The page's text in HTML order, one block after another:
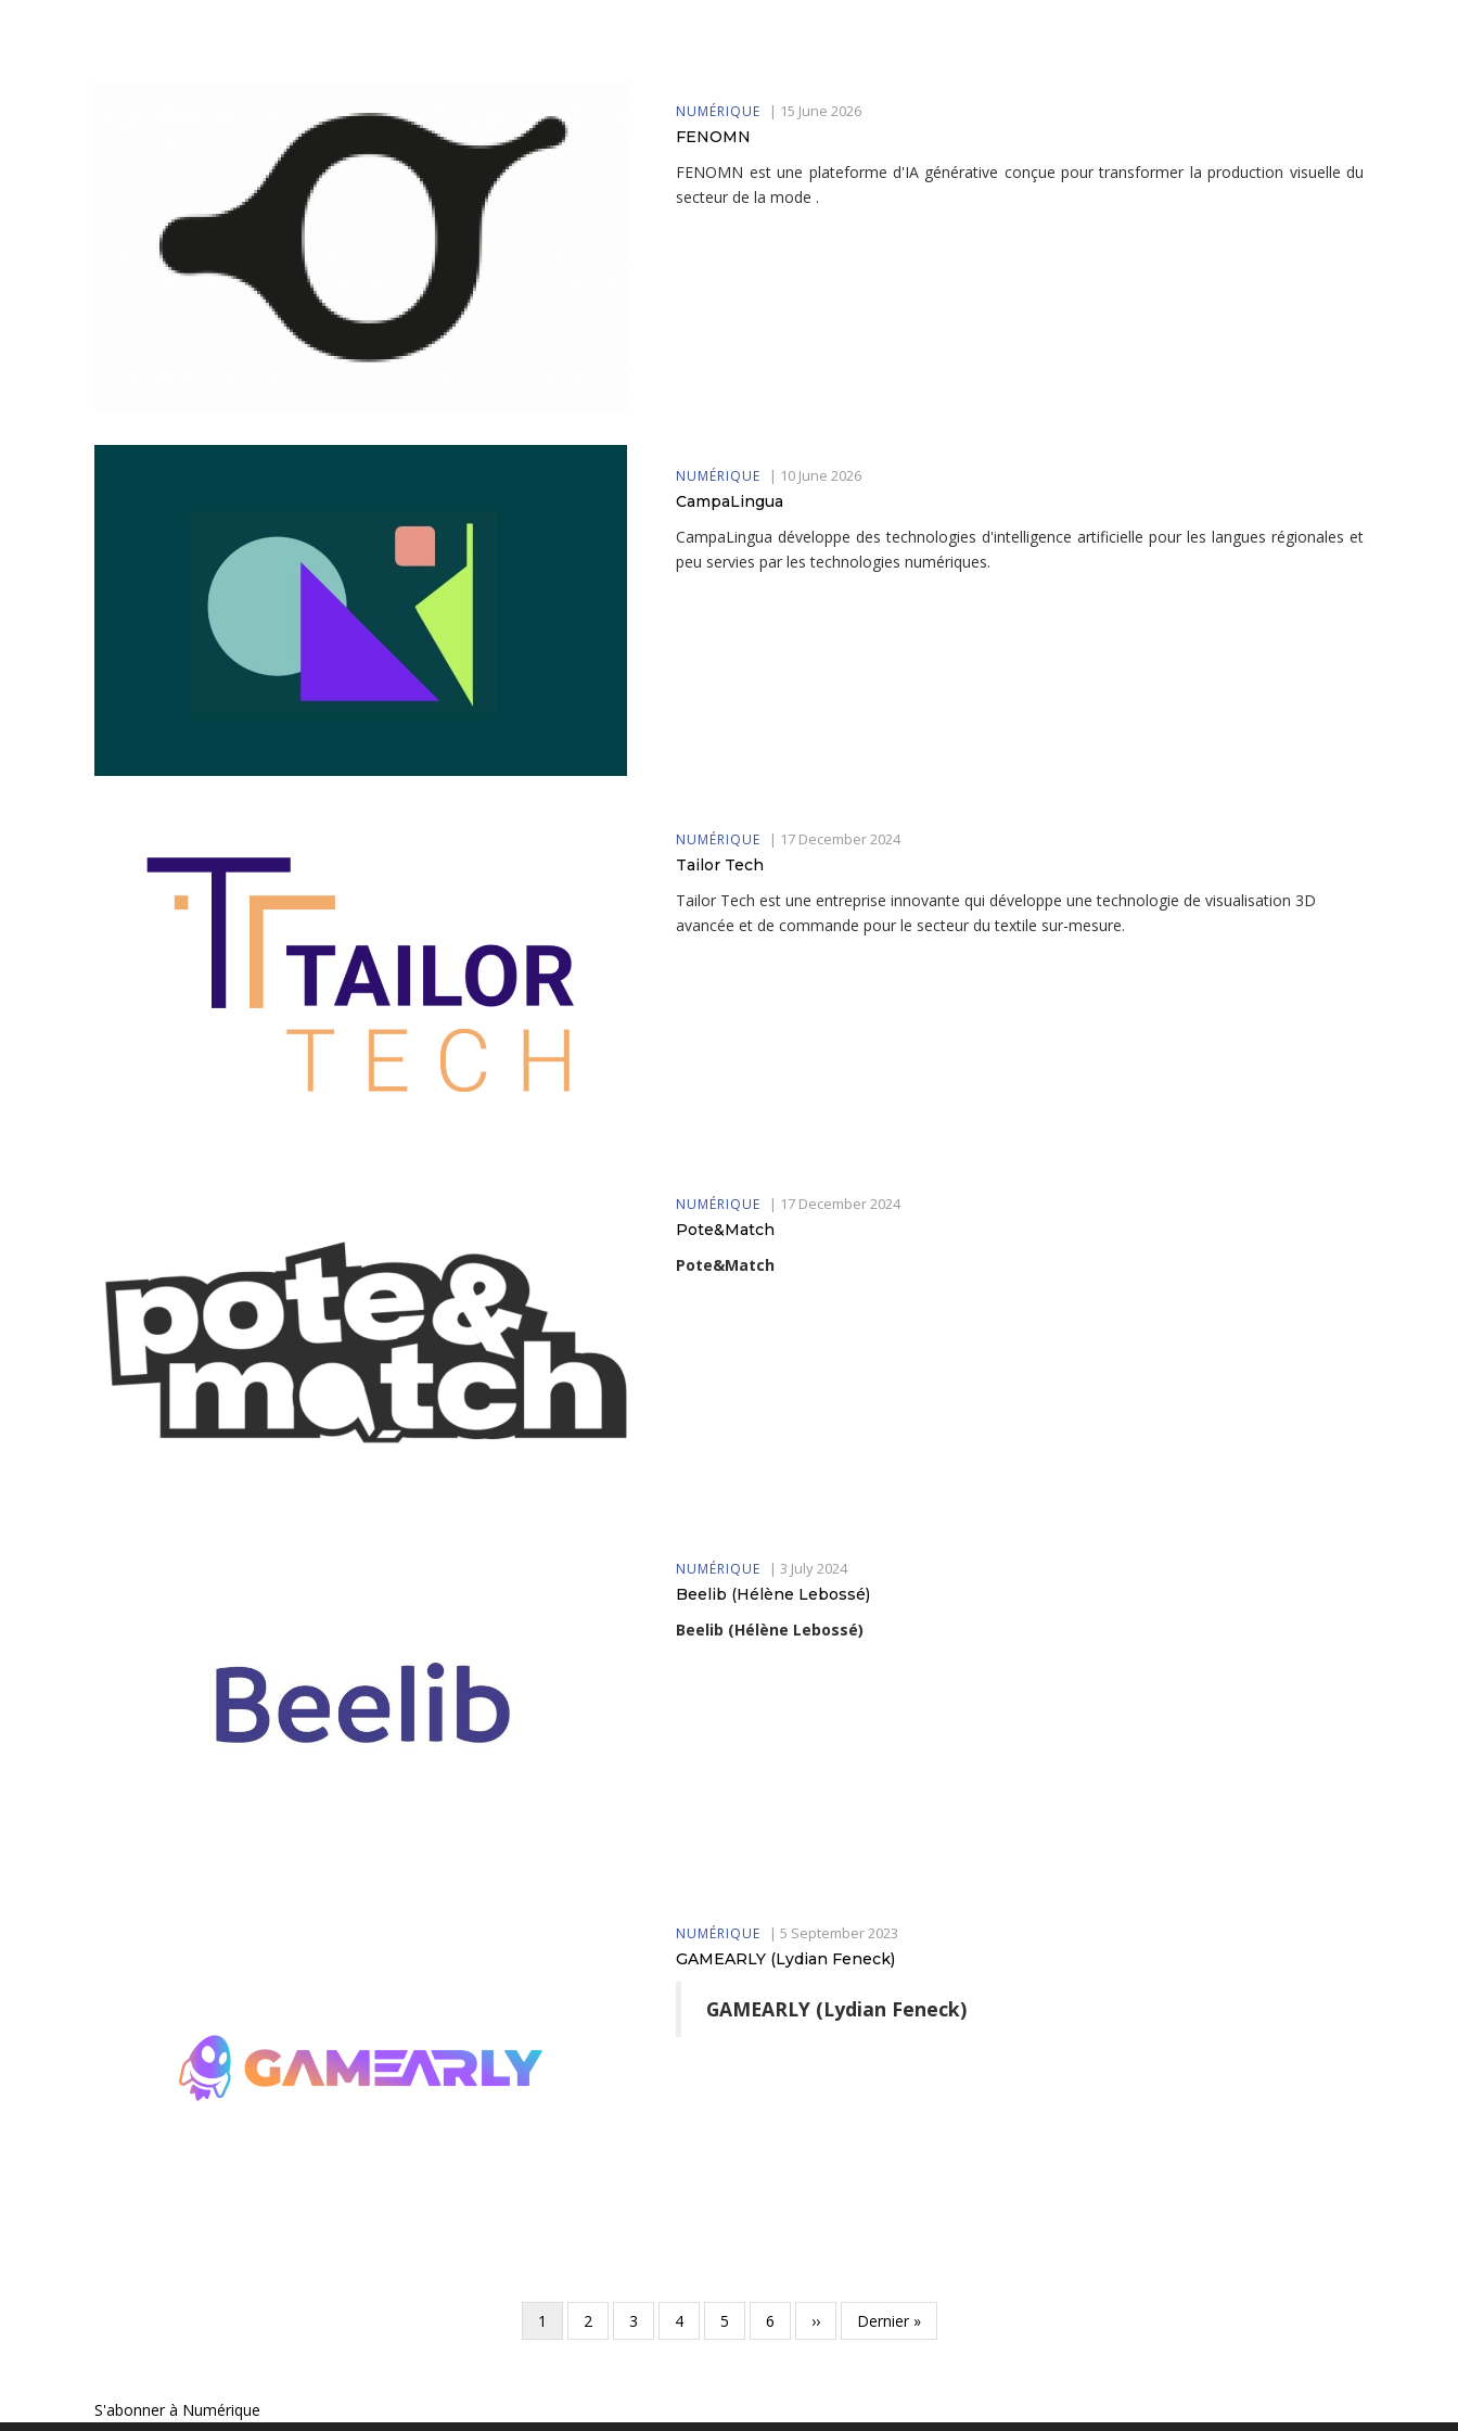
NUMÉRIQUE | 15 June 2026
FENOMN
FENOMN est une plateforme d'IA générative conçue pour transformer la production visuelle du
secteur de la mode .
NUMÉRIQUE | 10 June 2026
CampaLingua
CampaLingua développe des technologies d'intelligence artificielle pour les langues régionales et
peu servies par les technologies numériques.
NUMÉRIQUE | 17 December 2024
Tailor Tech
Tailor Tech est une entreprise innovante qui développe une technologie de visualisation 3D
avancée et de commande pour le secteur du textile sur-mesure.
NUMÉRIQUE | 17 December 2024
Pote&Match
Pote&Match
NUMÉRIQUE |3 July 2024
Beelib (Hélène Lebossé)
Beelib (Hélène Lebossé)
NUMÉRIQUE |5 September 2023
GAMEARLY (Lydian Feneck)
GAMEARLY (Lydian Feneck)
Page
courante
1 Page
2 Page
3 Page
4 Page
5 Page
6
Page
suivante
››
Dernière
page
Dernier »
S'abonner à Numérique